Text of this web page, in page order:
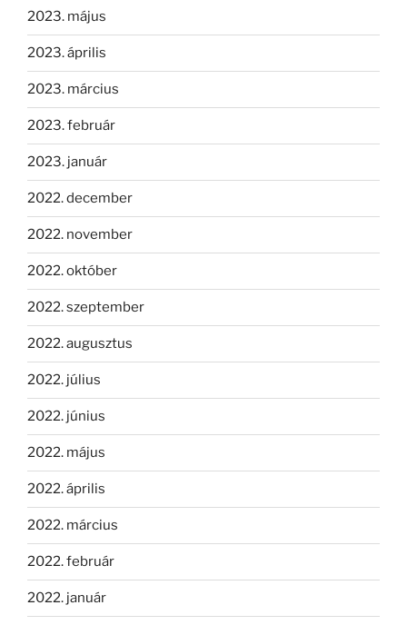
2023. május
2023. április
2023. március
2023. február
2023. január
2022. december
2022. november
2022. október
2022. szeptember
2022. augusztus
2022. július
2022. június
2022. május
2022. április
2022. március
2022. február
2022. január